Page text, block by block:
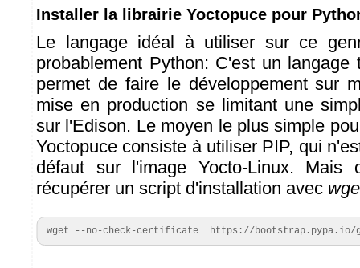
Installer la librairie Yoctopuce pour
Le langage idéal à utiliser sur ce
probablement Python: C'est un langage
permet de faire le développement sur
mise en production se limitant une
sur l'Edison. Le moyen le plus simple
Yoctopuce consiste à utiliser PIP, qui
défaut sur l'image Yocto-Linux. Mais
récupérer un script d'installation avec
wget --no-check-certificate  https://bootstrap.pypa.io/